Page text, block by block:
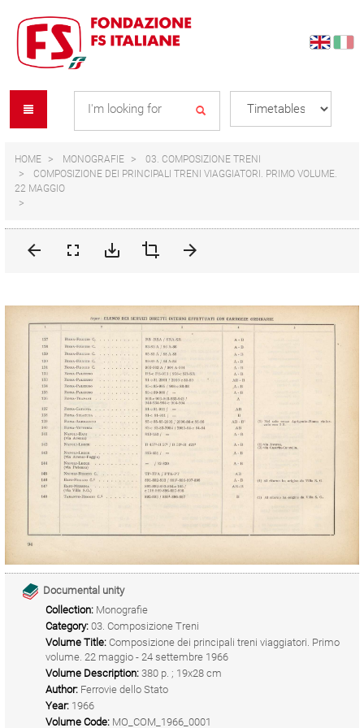
content
navigation
menu
HOME MONOGRAFIE
03. COMPOSIZIONE TRENI
COMPOSIZIONE DEI PRINCIPALI TRENI VIAGGIATORI. PRIMO VOLUME.
22 MAGGIO
Documental unity
Collection: Monografie
Category: 03. Composizione Treni
Volume Title: Composizione dei principali treni viaggiatori. Primo
volume. 22 maggio - 24 settembre 1966
Volume Description: 380 p. ; 19x28 cm
Author: Ferrovie dello Stato
Year: 1966
Volume Code: MO_COM_1966_0001